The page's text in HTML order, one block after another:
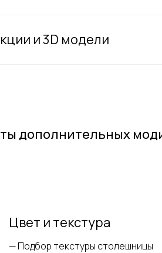
и 3D модели
дополнительных
Цвет и текстура
— Подбор текстуры столешницы